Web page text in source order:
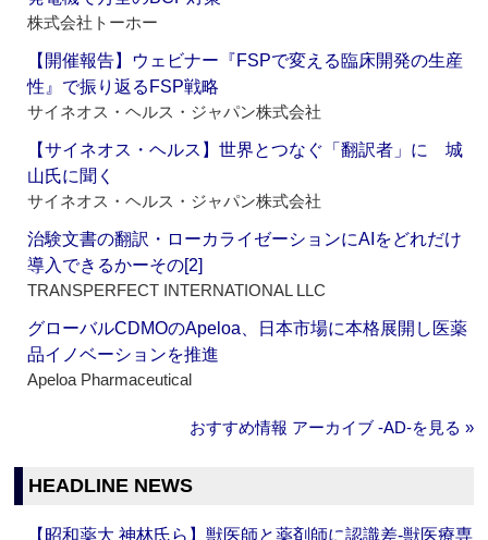
株式会社トーホー
【開催報告】ウェビナー『FSPで変える臨床開発の生産
性』で振り返るFSP戦略
サイネオス・ヘルス・ジャパン株式会社
【サイネオス・ヘルス】世界とつなぐ「翻訳者」に 城
山氏に聞く
サイネオス・ヘルス・ジャパン株式会社
治験文書の翻訳・ローカライゼーションにAIをどれだけ
導入できるかーその[2]
TRANSPERFECT INTERNATIONAL LLC
グローバルCDMOのApeloa、日本市場に本格展開し医薬
品イノベーションを推進
Apeloa Pharmaceutical
おすすめ情報 アーカイブ ‐AD‐を見る »
HEADLINE NEWS
【昭和薬大 神林氏ら】獣医師と薬剤師に認識差‐獣医療専